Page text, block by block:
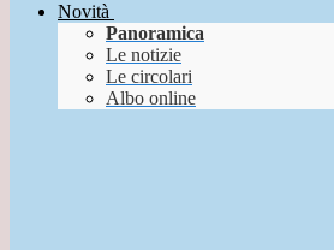
Novità
Panoramica
Le notizie
Le circolari
Albo online